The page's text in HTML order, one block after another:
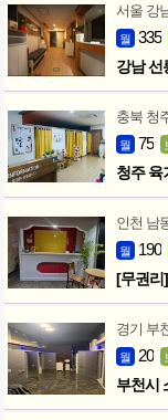
서울 강
월 335
강남 선
충북 청
월 75
인천 남
월 190
[무권리
경기 부
월 20
부천시